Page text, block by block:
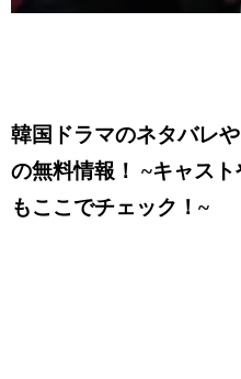
韓国ドラマのネタバレ
の無料情報！ ~キャスト
もここでチェック！~